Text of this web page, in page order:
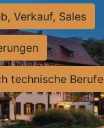
Verkauf, Sales
technische Berufe